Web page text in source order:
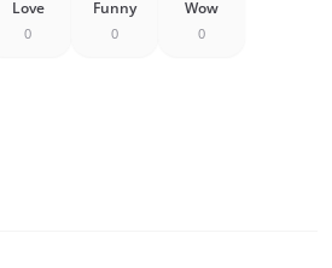
Love
0
Funny
0
Wow
0